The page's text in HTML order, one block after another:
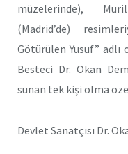
müzelerinde),
(Madrid’de)
Götürülen Yusuf” adlı
Besteci Dr. Okan
sunan tek kişi olma
Devlet Sanatçısı Dr.